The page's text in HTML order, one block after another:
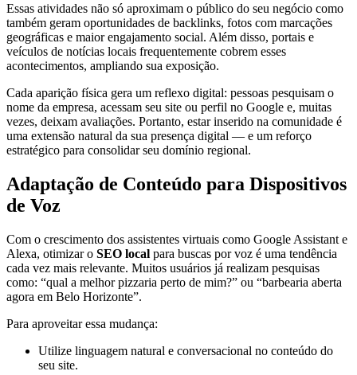
Essas atividades não só aproximam o público do seu negócio como
também geram oportunidades de backlinks, fotos com marcações
geográficas e maior engajamento social. Além disso, portais e
veículos de notícias locais frequentemente cobrem esses
acontecimentos, ampliando sua exposição.
Cada aparição física gera um reflexo digital: pessoas pesquisam o
nome da empresa, acessam seu site ou perfil no Google e, muitas
vezes, deixam avaliações. Portanto, estar inserido na comunidade é
uma extensão natural da sua presença digital — e um reforço
estratégico para consolidar seu domínio regional.
Adaptação de Conteúdo para Dispositivos
de Voz
Com o crescimento dos assistentes virtuais como Google Assistant e
Alexa, otimizar o SEO local para buscas por voz é uma tendência
cada vez mais relevante. Muitos usuários já realizam pesquisas
como: “qual a melhor pizzaria perto de mim?” ou “barbearia aberta
agora em Belo Horizonte”.
Para aproveitar essa mudança:
Utilize linguagem natural e conversacional no conteúdo do
seu site.